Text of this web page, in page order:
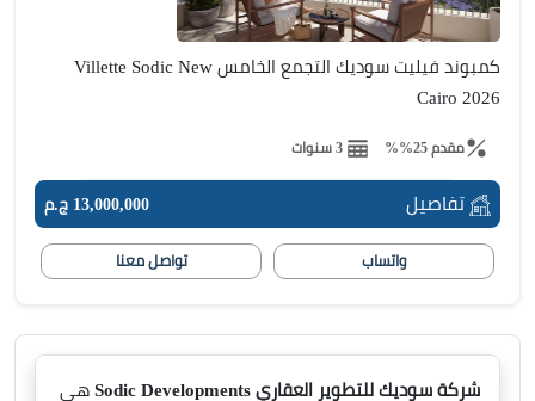
كمبوند فيليت سوديك التجمع الخامس Villette Sodic New
Cairo 2026
مقدم 25%% 3 سنوات
تفاصيل 13,000,000 ج.م
واتساب تواصل معنا
شركة سوديك للتطوير العقاري Sodic Developments
هي